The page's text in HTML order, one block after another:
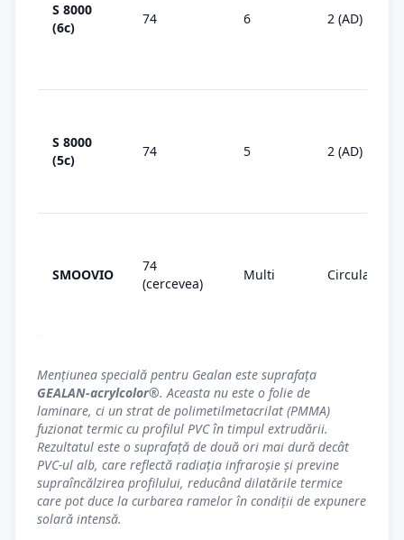
S 8000
(6c)
74 6 2 (AD)
S 8000
(5c)
74 5 2 (AD)
SMOOVIO
74
(cercevea)
Multi Circulare
Mențiunea specială pentru Gealan este suprafața
GEALAN-acrylcolor®. Aceasta nu este o folie de
laminare, ci un strat de polimetilmetacrilat (PMMA)
fuzionat termic cu profilul PVC în timpul extrudării.
Rezultatul este o suprafață de două ori mai dură decât
PVC-ul alb, care reflectă radiația infraroșie și previne
supraîncălzirea profilului, reducând dilatările termice
care pot duce la curbarea ramelor în condiții de expunere
solară intensă.